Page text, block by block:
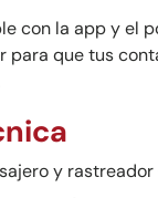
con la app y el
para que tus
y rastreador